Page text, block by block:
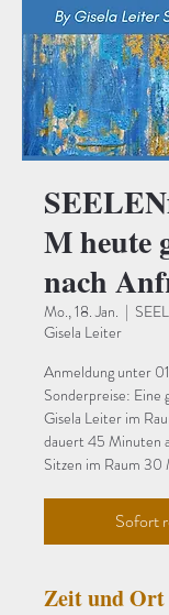
M heute
nach
Mo., 18. Jan.
  |
Gisela Leiter
Anmeldung unter
Sonderpreise: Eine
Gisela Leiter im
dauert 45 Minuten
Sitzen im Raum
Sofort
Zeit und Ort